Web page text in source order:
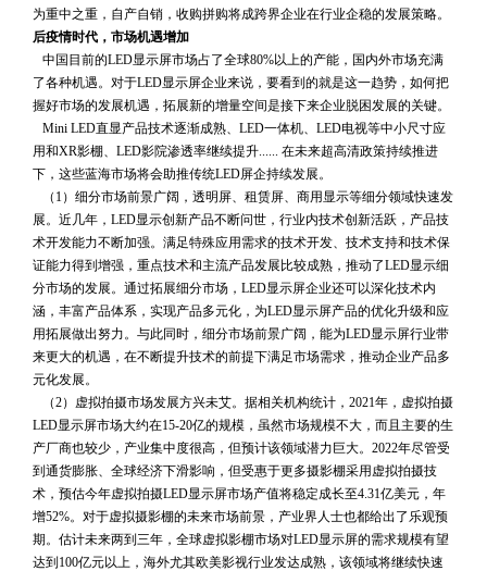
为重中之重，自产自销，收购拼购将成跨界企业在行业企稳的发展策略。
后疫情时代，市场机遇增加
中国目前的LED显示屏市场占了全球80%以上的产能，国内外市场充满
了各种机遇。对于LED显示屏企业来说，要看到的就是这一趋势，如何把
握好市场的发展机遇，拓展新的增量空间是接下来企业脱困发展的关键。
Mini LED直显产品技术逐渐成熟、LED一体机、LED电视等中小尺寸应
用和XR影棚、LED影院渗透率继续提升...... 在未来超高清政策持续推进
下，这些蓝海市场将会助推传统LED屏企持续发展。
（1）细分市场前景广阔，透明屏、租赁屏、商用显示等细分领域快速发
展。近几年，LED显示创新产品不断问世，行业内技术创新活跃，产品技
术开发能力不断加强。满足特殊应用需求的技术开发、技术支持和技术保
证能力得到增强，重点技术和主流产品发展比较成熟，推动了LED显示细
分市场的发展。通过拓展细分市场，LED显示屏企业还可以深化技术内
涵，丰富产品体系，实现产品多元化，为LED显示屏产品的优化升级和应
用拓展做出努力。与此同时，细分市场前景广阔，能为LED显示屏行业带
来更大的机遇，在不断提升技术的前提下满足市场需求，推动企业产品多
元化发展。
（2）虚拟拍摄市场发展方兴未艾。据相关机构统计，2021年，虚拟拍摄
LED显示屏市场大约在15-20亿的规模，虽然市场规模不大，而且主要的生
产厂商也较少，产业集中度很高，但预计该领域潜力巨大。2022年尽管受
到通货膨胀、全球经济下滑影响，但受惠于更多摄影棚采用虚拟拍摄技
术，预估今年虚拟拍摄LED显示屏市场产值将稳定成长至4.31亿美元，年
增52%。对于虚拟摄影棚的未来市场前景，产业界人士也都给出了乐观预
期。估计未来两到三年，全球虚拟影棚市场对LED显示屏的需求规模有望
达到100亿元以上，海外尤其欧美影视行业发达成熟，该领域将继续快速